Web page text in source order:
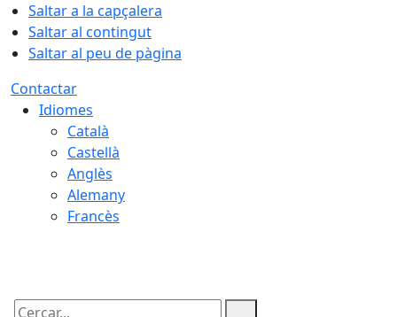
Saltar a la capçalera
Saltar al contingut
Saltar al peu de pàgina
Contactar
Idiomes
Català
Castellà
Anglès
Alemany
Francès